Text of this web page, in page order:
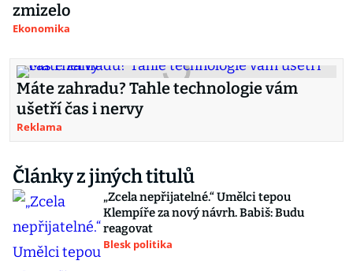
zmizelo
Ekonomika
Máte zahradu? Tahle technologie vám
ušetří čas i nervy
Reklama
Články z jiných titulů
„Zcela nepřijatelné.“ Umělci tepou
Klempíře za nový návrh. Babiš: Budu
reagovat
Blesk politika